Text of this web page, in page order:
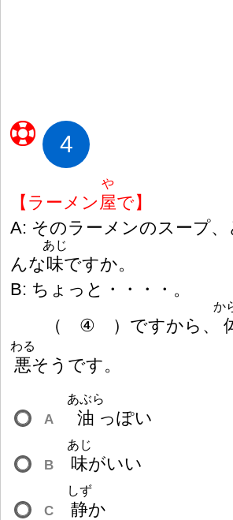
4
【ラーメン 屋
や
で】
A: そのラーメンのスープ、
んな味
あじ
ですか。
B: ちょっと・・・・。
（
④ ） ですから、
か
悪
わる
そうです。
A 油
あぶら
っぽい
B 味
あじ
がいい
C 静
しず
か